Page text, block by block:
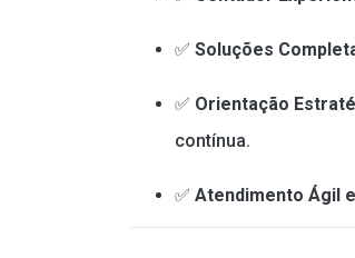
✅ Soluções
✅ Orientação
contínua.
✅ Atendimento Ágil